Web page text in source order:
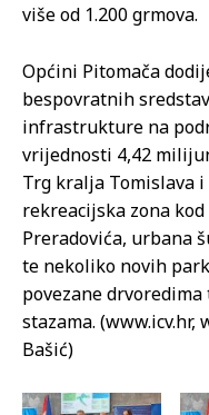
više od 1.200 grmova.
Općini Pitomača
bespovratnih
infrastrukture na
vrijednosti 4,42
Trg kralja Tomislava
rekreacijska zona
Preradovića, urbana
te nekoliko novih
povezane
stazama.
Bašić)